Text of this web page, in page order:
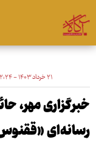
۲۱ خرداد ۱۴۰۳ - ۱۲:۲۴
خبرگزاری مهر،
رسانه‌ای